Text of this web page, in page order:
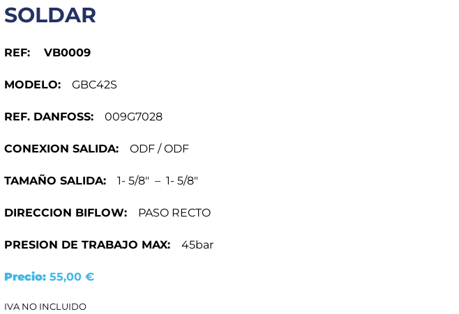
SOLDAR
REF: VB0009
MODELO: GBC42S
REF. DANFOSS: 009G7028
CONEXION SALIDA: ODF / ODF
TAMAÑO SALIDA: 1- 5/8″ – 1- 5/8″
DIRECCION BIFLOW: PASO RECTO
PRESION DE TRABAJO MAX: 45bar
Precio: 55,00 €
IVA NO INCLUIDO